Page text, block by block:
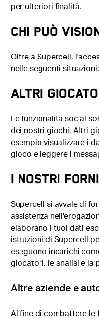
per ulteriori finalità.
CHI PUÒ
Oltre a Supercell,
nelle seguenti situazioni:
ALTRI
Le funzionalità social
dei nostri giochi. Altri
esempio visualizzare i
gioco e leggere i
I NOSTRI
Supercell si avvale di
assistenza
elaborano i tuoi dati
istruzioni di Supercell
eseguono incarichi
giocatori, le analisi e la
Altre aziende e
Al fine di combattere le